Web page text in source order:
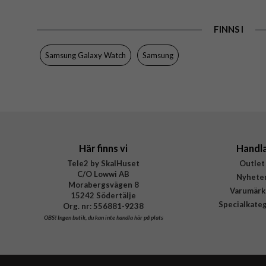
FINNS I
Samsung Galaxy Watch Samsung
Här finns vi
Tele2 by SkalHuset
C/O Lowwi AB
Morabergsvägen 8
15242 Södertälje
Org. nr: 556881-9238
OBS!Ingen butik, du kan inte handla här på plats
Outlet